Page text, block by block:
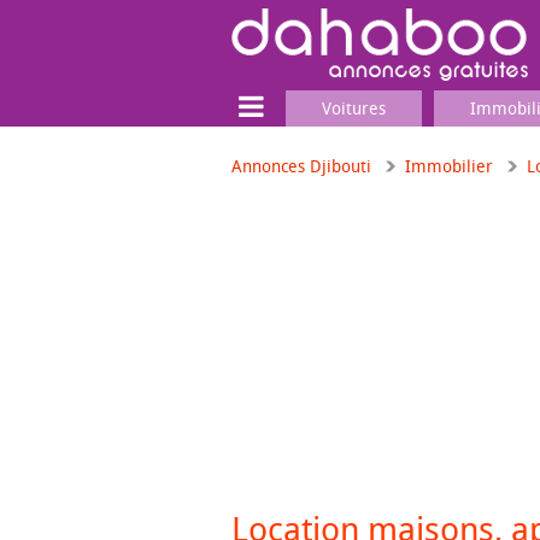
Voitures
Annonces Djibouti Immobilier
Location maisons,